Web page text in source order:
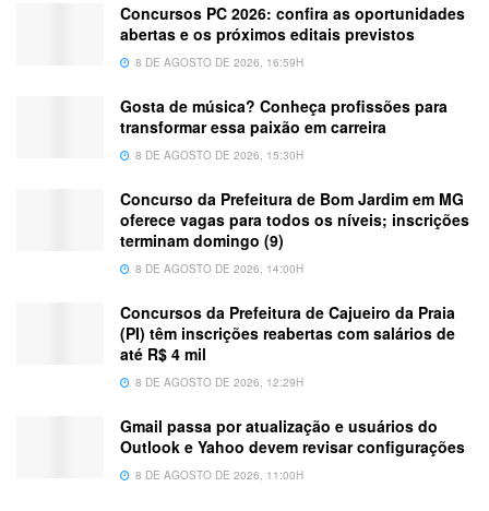
Concursos PC 2026: confira as oportunidades
abertas e os próximos editais previstos
8 DE AGOSTO DE 2026, 16:59H
Gosta de música? Conheça profissões para
transformar essa paixão em carreira
8 DE AGOSTO DE 2026, 15:30H
Concurso da Prefeitura de Bom Jardim em MG
oferece vagas para todos os níveis; inscrições
terminam domingo (9)
8 DE AGOSTO DE 2026, 14:00H
Concursos da Prefeitura de Cajueiro da Praia
(PI) têm inscrições reabertas com salários de
até R$ 4 mil
8 DE AGOSTO DE 2026, 12:29H
Gmail passa por atualização e usuários do
Outlook e Yahoo devem revisar configurações
8 DE AGOSTO DE 2026, 11:00H